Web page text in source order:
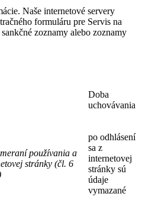
Naše internetové servery
formuláru pre Servis na
zoznamy alebo zoznamy
Doba
uchovávania
používania a
stránky (čl. 6
po odhlásení
sa z
internetovej
stránky sú
údaje
vymazané